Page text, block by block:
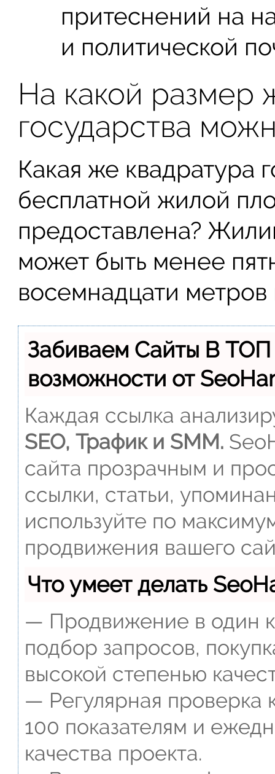
притеснений на
и политической
На какой размер
государства
Какая же квадратура
бесплатной жилой
предоставлена?
может быть менее
восемнадцати
Забиваем Сайты В
возможности от
Каждая ссылка
SEO, Трафик и SMM.
сайта прозрачным и
ссылки, статьи,
используйте по
продвижения вашего
Что умеет делать
— Продвижение в один
подбор запросов,
высокой степенью
— Регулярная проверка
100 показателям и
качества проекта.